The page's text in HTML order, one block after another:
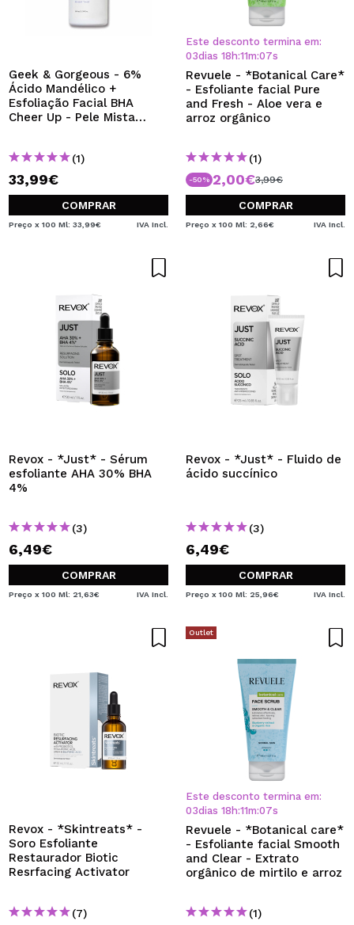
Geek & Gorgeous - 6%
Ácido Mandélico +
Esfoliação Facial BHA
Cheer Up - Pele Mista
(1)
33,99€
COMPRAR
Preço x 100 Ml: 33,99€ IVA Incl.
Este desconto termina em:
03dias 18 h:11m:06s
Revuele - *Botanical Care*
- Esfoliante facial Pure
and Fresh - Aloe vera e
arroz orgânico
(1)
-50% 2,00€3,99€
COMPRAR
Preço x 100 Ml: 2,66€ IVA Incl.
Revox - *Just* - Sérum
esfoliante AHA 30% BHA
4%
(3)
6,49€
COMPRAR
Preço x 100 Ml: 21,63€ IVA Incl.
Revox - *Just* - Fluido de
ácido succínico
(3)
6,49€
COMPRAR
Preço x 100 Ml: 25,96€ IVA Incl.
Revox - *Skintreats* -
Soro Esfoliante
Restaurador Biotic
Resrfacing Activator
(7)
Outlet
Este desconto termina em:
03dias 18 h:11m:06s
Revuele - *Botanical care*
- Esfoliante facial Smooth
and Clear - Extrato
orgânico de mirtilo e arroz
(1)